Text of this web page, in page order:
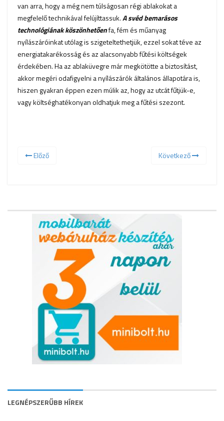
van arra, hogy a még nem túlságosan régi ablakokat a
megfelelő technikával felújíttassuk.A svéd bemarásos
technológiának köszönhetőenfa, fém és műanyag
nyílászáróinkat utólag is szigeteltethetjük, ezzel sokat téve az
energiatakarékosság és az alacsonyabb fűtési költségek
érdekében. Ha az ablaküvegre már megkötötte a biztosítást,
akkor megéri odafigyelni a nyílászárók általános állapotára is,
hiszen gyakran éppen ezen múlik az, hogy az utcát fűtjük-e,
vagy költséghatékonyan oldhatjuk meg a fűtési szezont.
Előző Következő
LEGNÉPSZERŰBB HÍREK